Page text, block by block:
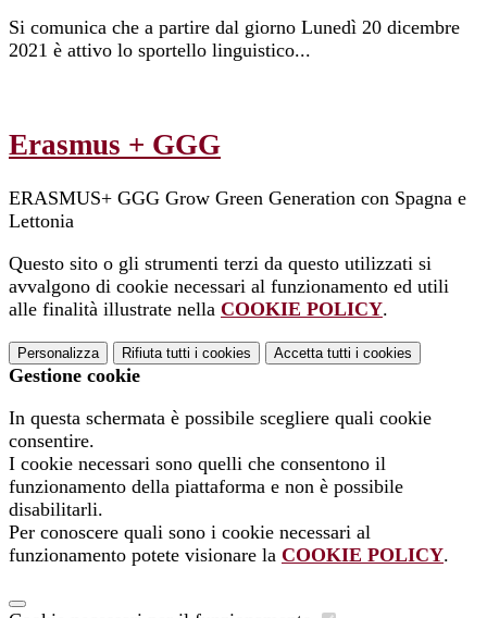
Si comunica che a partire dal giorno Lunedì 20 dicembre
2021 è attivo lo sportello linguistico...
Erasmus + GGG
ERASMUS+ GGG Grow Green Generation con Spagna e
Lettonia
Questo sito o gli strumenti terzi da questo utilizzati si
avvalgono di cookie necessari al funzionamento ed utili
alle finalità illustrate nella COOKIE POLICY.
Personalizza Rifiuta tutti i cookies Accetta tutti i cookies
Gestione cookie
In questa schermata è possibile scegliere quali cookie
consentire.
I cookie necessari sono quelli che consentono il
funzionamento della piattaforma e non è possibile
disabilitarli.
Per conoscere quali sono i cookie necessari al
funzionamento potete visionare la COOKIE POLICY.